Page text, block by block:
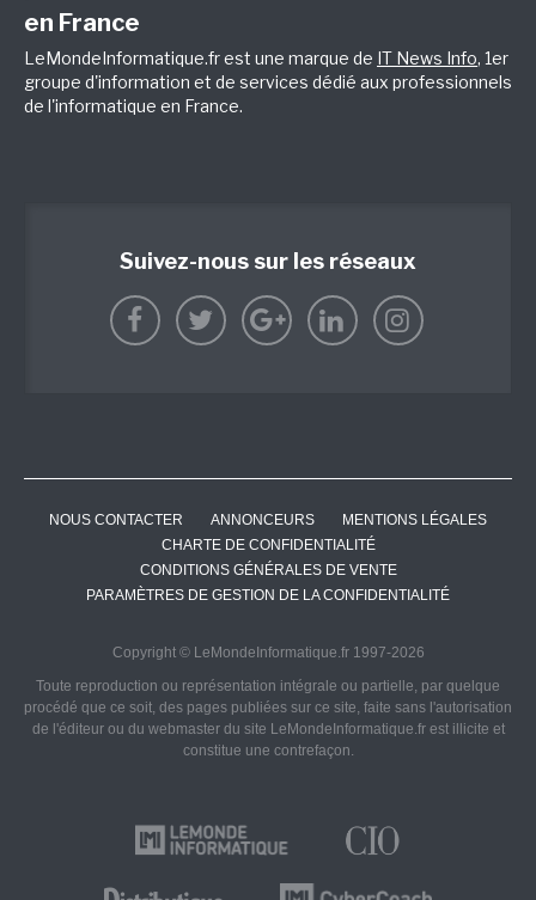
en France
LeMondeInformatique.fr est une marque de IT News Info, 1er
groupe d'information et de services dédié aux professionnels
de l'informatique en France.
Suivez-nous sur les réseaux
NOUS CONTACTER ANNONCEURS
MENTIONS LÉGALES
CHARTE DE CONFIDENTIALITÉ
CONDITIONS GÉNÉRALES DE VENTE
PARAMÈTRES DE GESTION DE LA CONFIDENTIALITÉ
Copyright © LeMondeInformatique.fr 1997-2026
Toute reproduction ou représentation intégrale ou partielle, par quelque
procédé que ce soit, des pages publiées sur ce site, faite sans l'autorisation
de l'éditeur ou du webmaster du site LeMondeInformatique.fr est illicite et
constitue une contrefaçon.